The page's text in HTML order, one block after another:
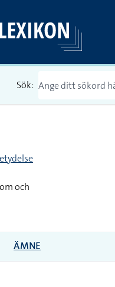
Sök:
och
ÄMNE